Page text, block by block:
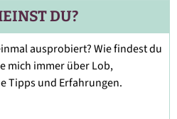
DU?
ausprobiert? Wie findest du
mich immer über Lob,
Tipps und Erfahrungen.